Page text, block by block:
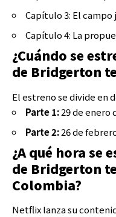
Capítulo 3: El
Capítulo 4: La
¿Cuándo se
de Bridgerton
El estreno se divide en
Parte 1:29 de enero
Parte 2:26 de
¿A qué hora se
de Bridgerton
Colombia?
Netflix lanza su